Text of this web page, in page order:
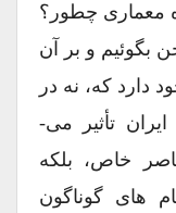
چطور؟
و بر آن
که، نه در
تأثیر می-
خاص، بلکه
های گوناگون